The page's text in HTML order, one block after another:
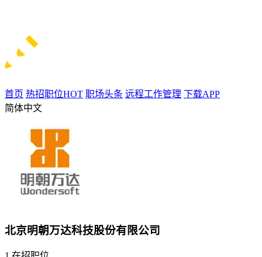
首页 热招职位HOT 职场头条 远程工作管理 下载APP
简体中文
北京明朝万达科技股份有限公司